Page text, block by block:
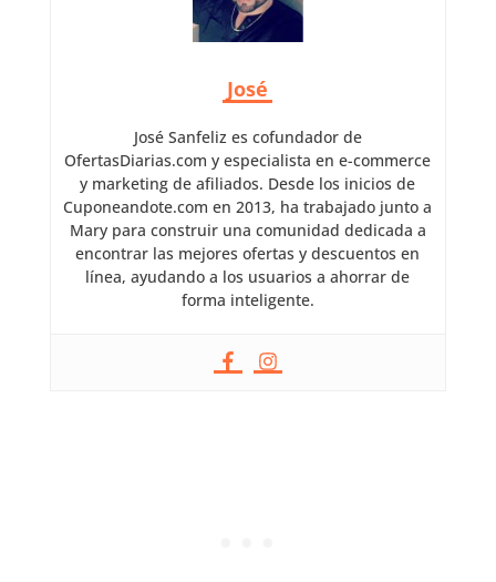
José
José Sanfeliz es cofundador de
OfertasDiarias.com y especialista en e-commerce
y marketing de afiliados. Desde los inicios de
Cuponeandote.com en 2013, ha trabajado junto a
Mary para construir una comunidad dedicada a
encontrar las mejores ofertas y descuentos en
línea, ayudando a los usuarios a ahorrar de
forma inteligente.